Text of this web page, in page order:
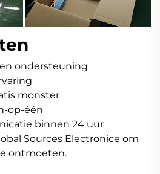
en ondersteuning
monster
op-één
binnen 24 uur
Sources Electronice om
ontmoeten.